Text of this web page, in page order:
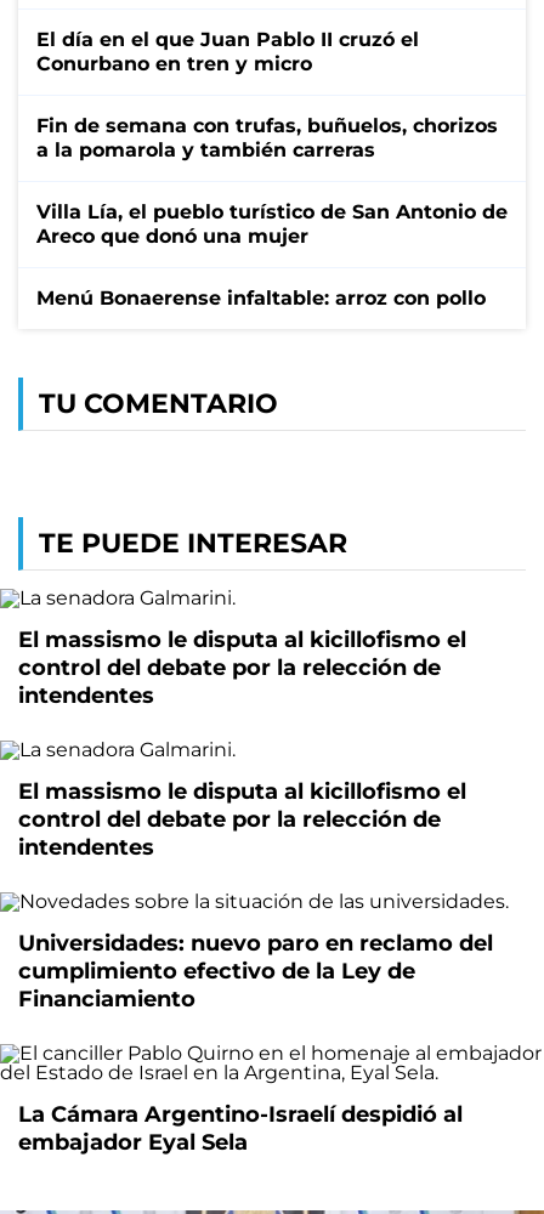
El día en el que Juan Pablo II cruzó el
Conurbano en tren y micro
Fin de semana con trufas, buñuelos, chorizos
a la pomarola y también carreras
Villa Lía, el pueblo turístico de San Antonio de
Areco que donó una mujer
Menú Bonaerense infaltable: arroz con pollo
TU COMENTARIO
TE PUEDE INTERESAR
El massismo le disputa al kicillofismo el
control del debate por la relección de
intendentes
El massismo le disputa al kicillofismo el
control del debate por la relección de
intendentes
Universidades: nuevo paro en reclamo del
cumplimiento efectivo de la Ley de
Financiamiento
La Cámara Argentino-Israelí despidió al
embajador Eyal Sela